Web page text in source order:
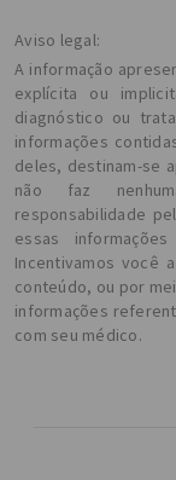
Aviso legal:
A informação
explícita ou
diagnóstico ou
informações
deles, destinam-se
não faz
responsabilidade
essas
Incentivamos você
conteúdo, ou por
informações
com seu médico.